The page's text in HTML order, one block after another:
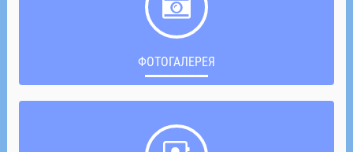
ФОТОГАЛЕРЕЯ